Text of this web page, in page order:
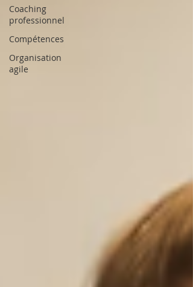
Coaching
professionnel
Compétences
Organisation
agile